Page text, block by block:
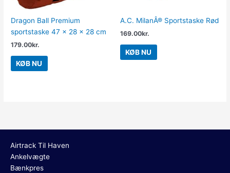
Dragon Ball Premium
sportstaske 47 x 28 x 28 cm
179.00kr.
KØB NU
A.C. MilanÂ® Sportstaske Rød
169.00kr.
KØB NU
Airtrack Til Haven
Ankelvægte
Bænkpres